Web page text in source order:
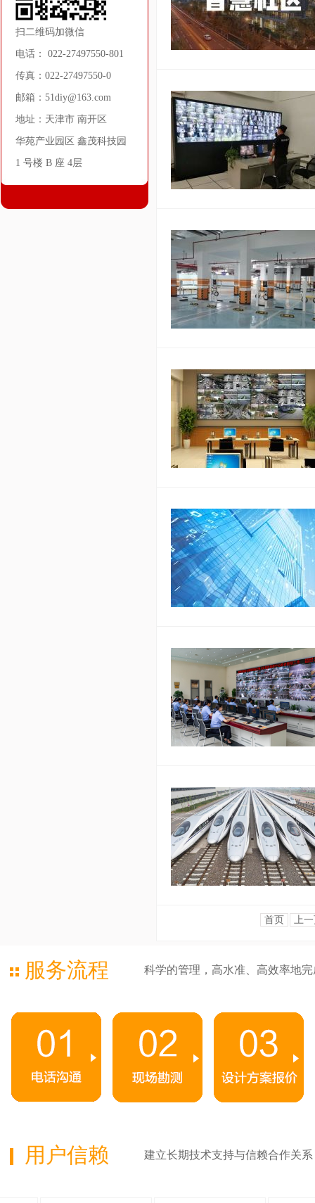
扫二维码加微信
电话： 022-27497550-801
传真：022-27497550-0
邮箱：51diy@163.com
地址：天津市 南开区
华苑产业园区 鑫茂科技园
1 号楼 B 座 4层
首页 上
服务流程 科学的管理，高水准、高效率地
用户信赖 建立长期技术支持与信赖合作关系